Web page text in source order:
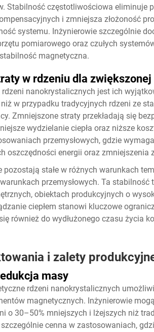
Stabilność częstotliwościowa eliminuje
i zmniejsza złożoność
systemu. Inżynierowie szczególnie
pomiarowego oraz czułych
magnetyczna.
w rdzeniu dla
nanokrystalicznych jest ich
w przypadku tradycyjnych rdzeni ze
Zmniejszone straty przekładają się
wydzielanie ciepła oraz niższe
przemysłowych, gdzie
oszczędności energii oraz zmniejszenia
stałe w różnych warunkach
przemysłowych. Ta stabilność
obiektach produkcyjnych o
ciepłem stanowi kluczowe
również do wydłużonego czasu życia
i zalety
masy
rdzeni nanokrystalicznych
magnetycznych. Inżynierowie
o 30–50% mniejszych i lżejszych niż
cenna w zastosowaniach,